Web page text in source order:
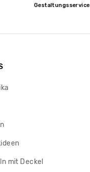
Gestaltungsservice
mit Deckel